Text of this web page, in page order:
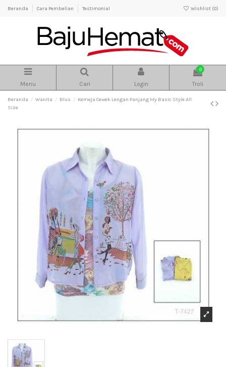
Beranda Cara Pembelian Testimonial Wishlist (0)
Menu Cari Login
0
Troli
Beranda Wanita Blus
Kemeja Cewek Lengan Panjang My Basic Style All
Size